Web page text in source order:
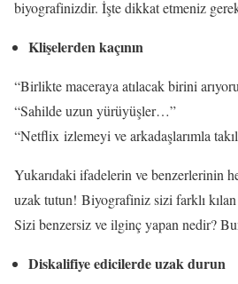
biyografinizdir. İşte dikkat etmeniz
Klişelerden kaçının
“Birlikte maceraya atılacak birini
“Sahilde uzun yürüyüşler…”
“Netflix izlemeyi ve arkadaşlarımla
Yukarıdaki ifadelerin ve benzerlerinin
uzak tutun! Biyografiniz sizi farklı kılan
Sizi benzersiz ve ilginç yapan nedir?
Diskalifiye edicilerde uzak durun